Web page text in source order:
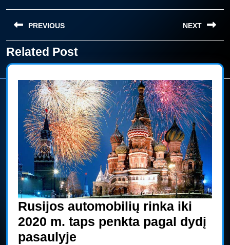
Navigacija
tarp
įrašų
PREVIOUS
Previous
post:
NEXT
post:
Related Post
Rusijos automobilių rinka iki
2020 m. taps penkta pagal dydį
pasaulyje